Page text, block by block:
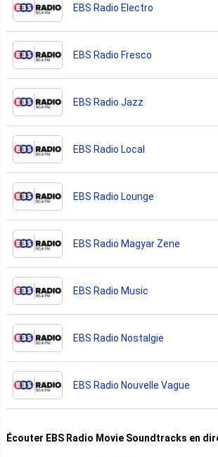
EBS Radio Electro
EBS Radio Fresco
EBS Radio Jazz
EBS Radio Local
EBS Radio Lounge
EBS Radio Magyar Zene
EBS Radio Music
EBS Radio Nostalgie
EBS Radio Nouvelle Vague
Écouter EBS Radio Movie Soundtracks en